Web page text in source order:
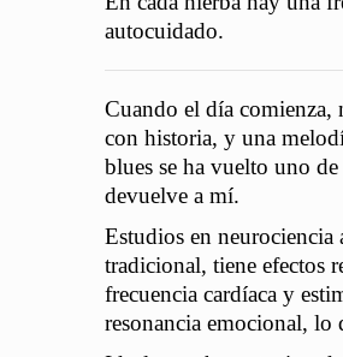
autocuidado.
Cuando el día comienza,
con historia, y una
blues se ha vuelto uno
devuelve a mí.
Estudios en
tradicional, tiene efectos
frecuencia cardíaca y
resonancia emocional, lo